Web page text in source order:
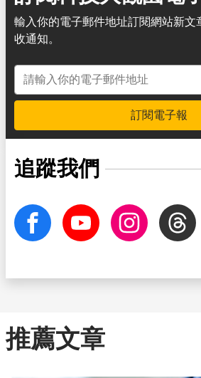
輸入你的電子郵件地址訂閱網站新文
收通知。
電子郵件地址
訂閱電子報
追蹤我們
facebook Youtube InstagramThreads
推薦文章